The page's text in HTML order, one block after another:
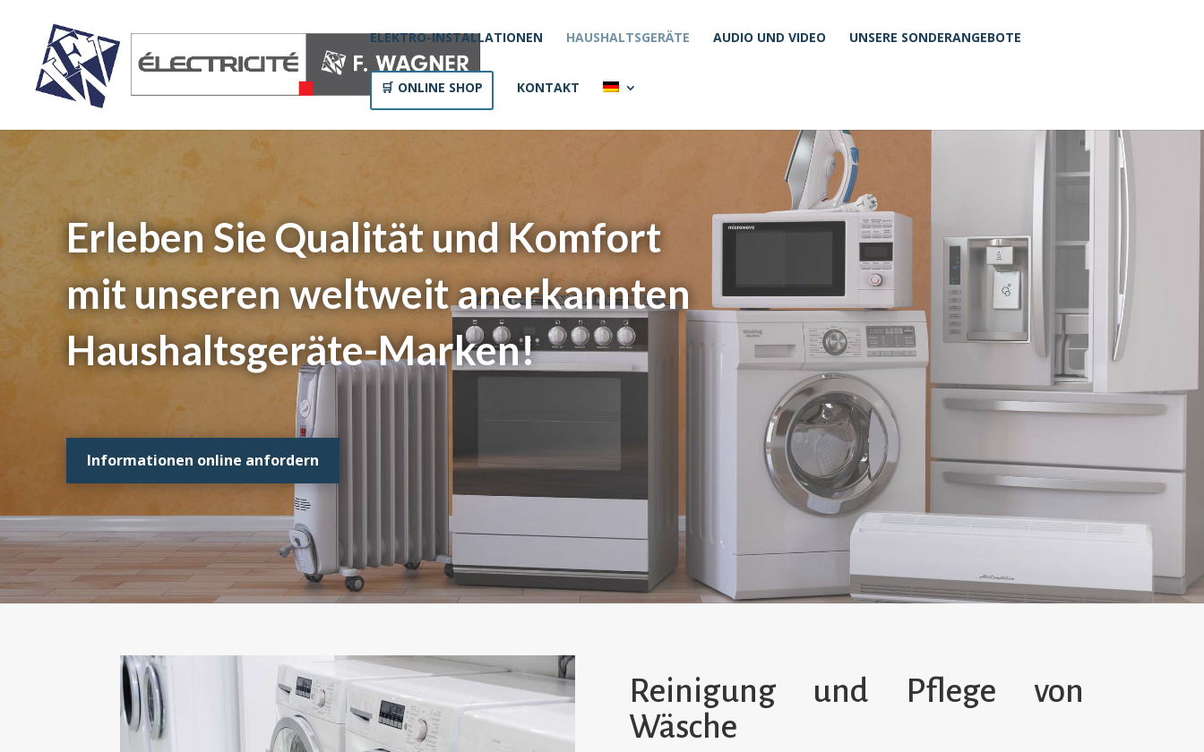
ELEKTRO-INSTALLATIONEN HAUSHALTSGERÄTE AUDIO UND VIDEO UNSERE SONDERANGEBOTE
ONLINE SHOP KONTAKT
Erleben Sie Qualität und Komfort
mit unseren weltweit anerkannten
Haushaltsgeräte-Marken!
Informationen online anfordern
Reinigung und Pflege von
Wäsche